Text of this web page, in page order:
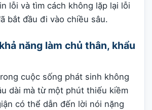
lỗi và tìm cách không lặp lại lỗi
bắt đầu đi vào chiều sâu.
năng làm chủ thân, khẩu
cuộc sống phát sinh không
dài mà từ một phút thiếu kiềm
có thể dẫn đến lời nói nặng